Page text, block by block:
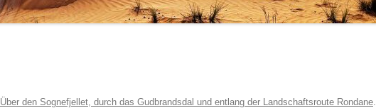
Über den Sognefjellet, durch das Gudbrandsdal und entlang der Landschaftsroute Rondane.